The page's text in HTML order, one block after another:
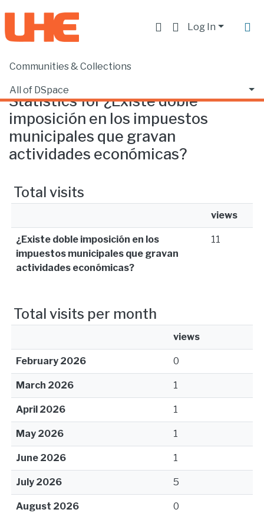
Log In
Communities & Collections
All of DSpace
Home Statistics
Statistics for ¿Existe doble
imposición en los impuestos
municipales que gravan
actividades económicas?
Total visits
views
¿Existe doble imposición en los
impuestos municipales que gravan
actividades económicas?
11
Total visits per month
views
February 2026 0
March 2026 1
April 2026 1
May 2026 1
June 2026 1
July 2026 5
August 2026 0